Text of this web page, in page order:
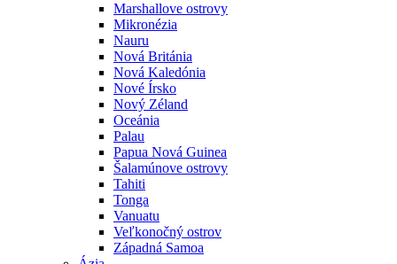
Marshallove ostrovy
Mikronézia
Nauru
Nová Británia
Nová Kaledónia
Nové Írsko
Nový Zéland
Oceánia
Palau
Papua Nová Guinea
Šalamúnove ostrovy
Tahiti
Tonga
Vanuatu
Veľkonočný ostrov
Západná Samoa